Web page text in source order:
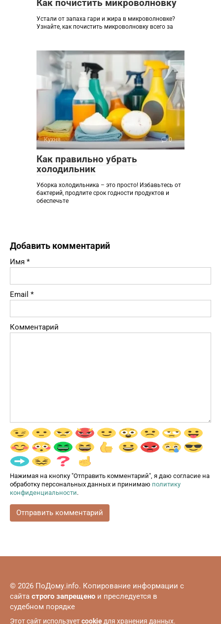
Как почистить микроволновку
Устали от запаха гари и жира в микроволновке?
Узнайте, как почистить микроволновку всего за
Кухня 0
Как правильно убрать
холодильник
Уборка холодильника – это просто! Избавьтесь от
бактерий, продлите срок годности продуктов и
обеспечьте
Добавить комментарий
Имя *
Email *
Комментарий
Нажимая на кнопку "Отправить комментарий", я даю согласие на
обработку персональных данных и принимаю политику
конфиденциальности.
© 2026 ПоДому.info. Копирование информации с
сайта строго запрещено и преследуется в
судебном порядке
Этот сайт используетcookieдля хранения данных.